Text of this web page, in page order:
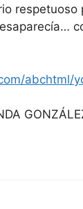
abchtml/